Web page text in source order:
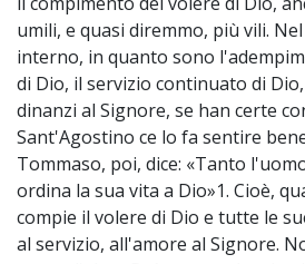
umili, e quasi diremmo, più vili.
interno, in quanto sono
di Dio, il servizio continuato di
dinanzi al Signore, se han certe
Sant'Agostino ce lo fa sentire
Tommaso, poi, dice: «Tanto
ordina la sua vita a Dio»1. Cioè,
compie il volere di Dio e tutte le
al servizio, all'amore al Signore.